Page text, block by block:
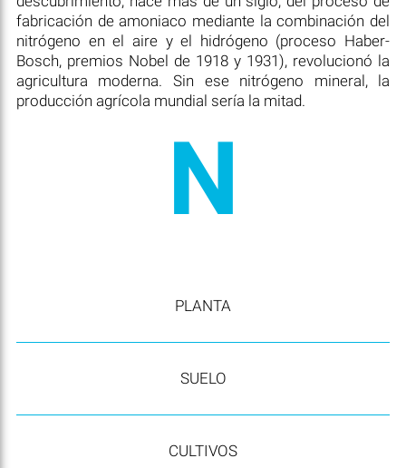
fabricación de amoniaco mediante la combinación del
nitrógeno en el aire y el hidrógeno (proceso Haber-
Bosch, premios Nobel de 1918 y 1931), revolucionó la
agricultura moderna. Sin ese nitrógeno mineral, la
producción agrícola mundial sería la mitad.
N
PLANTA
SUELO
CULTIVOS